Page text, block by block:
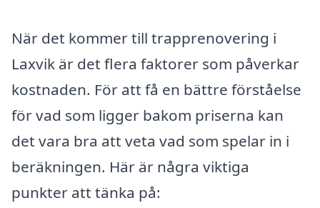
När det kommer till trapprenovering i
Laxvik är det flera faktorer som påverkar
kostnaden. För att få en bättre förståelse
för vad som ligger bakom priserna kan
det vara bra att veta vad som spelar in i
beräkningen. Här är några viktiga
punkter att tänka på: